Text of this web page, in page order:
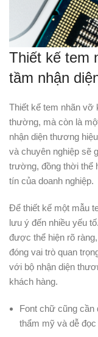
Thiết kế tem
tầm nhận
Thiết kế tem nhãn vỡ
thường, mà còn là
nhận diện thương
và chuyên nghiệp sẽ
trường, đồng thời thể
tín của doanh nghiệp.
Để thiết kế một mẫu
lưu ý đến nhiều yếu
được thể hiện rõ
đóng vai trò quan
với bộ nhận diện
khách hàng.
Font chữ cũng
thẩm mỹ và dễ